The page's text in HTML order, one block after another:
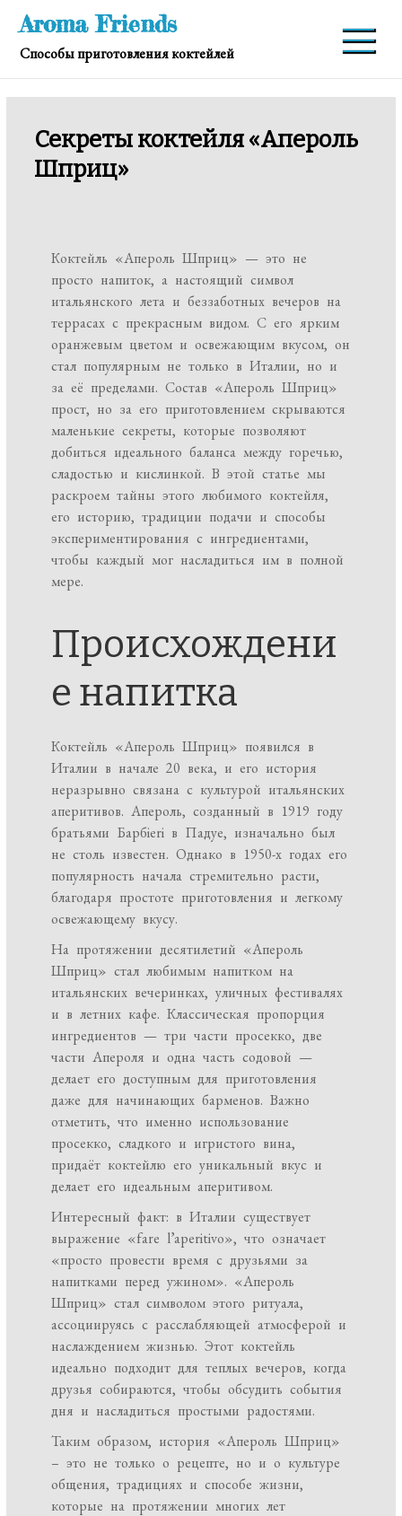
Перейти
содержимому
Aroma Friends
Способы приготовления коктейлей
Секреты коктейля «Апероль
Шприц»
Коктейль «Апероль Шприц» — это не
просто напиток, а настоящий символ
итальянского лета и беззаботных вечеров на
террасах с прекрасным видом. С его ярким
оранжевым цветом и освежающим вкусом, он
стал популярным не только в Италии, но и
за её пределами. Состав «Апероль Шприц»
прост, но за его приготовлением скрываются
маленькие секреты, которые позволяют
добиться идеального баланса между горечью,
сладостью и кислинкой. В этой статье мы
раскроем тайны этого любимого коктейля,
его историю, традиции подачи и способы
экспериментирования с ингредиентами,
чтобы каждый мог насладиться им в полной
мере.
Происхождени
е напитка
Коктейль «Апероль Шприц» появился в
Италии в начале 20 века, и его история
неразрывно связана с культурой итальянских
аперитивов. Апероль, созданный в 1919 году
братьями Барбieri в Падуе, изначально был
не столь известен. Однако в 1950-х годах его
популярность начала стремительно расти,
благодаря простоте приготовления и легкому
освежающему вкусу.
На протяжении десятилетий «Апероль
Шприц» стал любимым напитком на
итальянских вечеринках, уличных фестивалях
и в летних кафе. Классическая пропорция
ингредиентов — три части просекко, две
части Апероля и одна часть содовой —
делает его доступным для приготовления
даже для начинающих барменов. Важно
отметить, что именно использование
просекко, сладкого и игристого вина,
придаёт коктейлю его уникальный вкус и
делает его идеальным аперитивом.
Интересный факт: в Италии существует
выражение «fare l’aperitivo», что означает
«просто провести время с друзьями за
напитками перед ужином». «Апероль
Шприц» стал символом этого ритуала,
ассоциируясь с расслабляющей атмосферой и
наслаждением жизнью. Этот коктейль
идеально подходит для теплых вечеров, когда
друзья собираются, чтобы обсудить события
дня и насладиться простыми радостями.
Таким образом, история «Апероль Шприц»
– это не только о рецепте, но и о культуре
общения, традициях и способе жизни,
которые на протяжении многих лет